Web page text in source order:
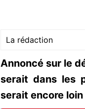
La rédaction
Annoncé sur le
serait dans les
serait encore